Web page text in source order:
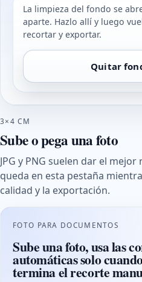
La limpieza del fondo se
aparte. Hazlo allí y luego
recortar y exportar.
Quitar
3×4 CM
Sube o pega una foto
JPG y PNG suelen dar el
queda en esta pestaña
calidad y la exportación.
FOTO PARA DOCUMENTOS
Sube una foto, usa las
automáticas solo
termina el recorte